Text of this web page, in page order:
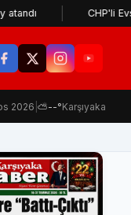
CHP'li Evsen:
2026 ⛅--°Karşıyaka